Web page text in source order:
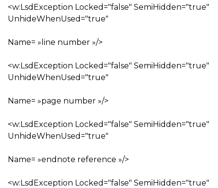
<w:LsdException Locked="false" SemiHidden="true"
UnhideWhenUsed="true"
Name= »line number »/>
<w:LsdException Locked="false" SemiHidden="true"
UnhideWhenUsed="true"
Name= »page number »/>
<w:LsdException Locked="false" SemiHidden="true"
UnhideWhenUsed="true"
Name= »endnote reference »/>
<w:LsdException Locked="false" SemiHidden="true"